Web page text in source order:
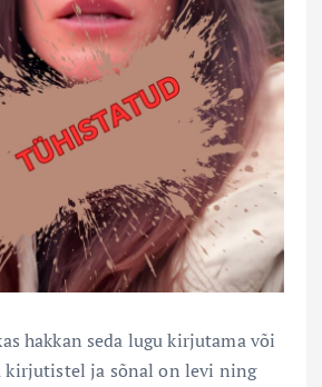
hakkan seda lugu kirjutama või
ja sõnal on levi ning